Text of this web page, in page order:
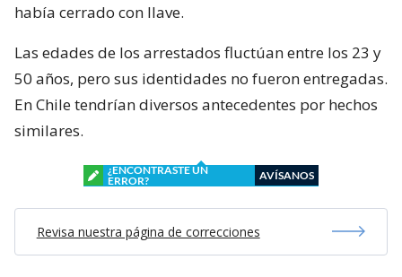
había cerrado con llave.
Las edades de los arrestados fluctúan entre los 23 y
50 años, pero sus identidades no fueron entregadas.
En Chile tendrían diversos antecedentes por hechos
similares.
¿ENCONTRASTE UN
ERROR?
AVÍSANOS
Revisa nuestra página de correcciones